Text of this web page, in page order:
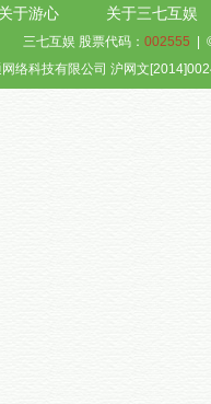
关于游心 关于三七互娱
三七互娱 股票代码： 002555 |
网络科技有限公司 沪网文